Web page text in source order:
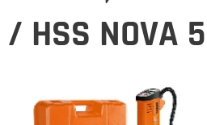
/ HSS NOVA